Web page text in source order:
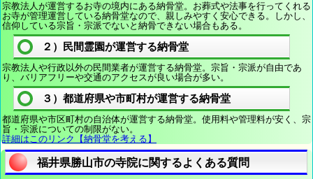
宗教法人が運営するお寺の境内にある納骨堂。お葬式や法事を行ってくれる
お寺が管理運営している納骨堂なので、親しみやすく安心できる。しかし、
信仰している宗旨・宗派でないと納骨できない場合もある。
２）民間霊園が運営する納骨堂
宗教法人や行政以外の民間業者が運営する納骨堂。宗旨・宗派が自由であ
り、バリアフリーや交通のアクセスが良い場合が多い。
３）都道府県や市町村が運営する納骨堂
都道府県や市区町村の自治体が運営する納骨堂。使用料や管理料が安く、宗
旨・宗派についての制限がない。
詳細はこのリンク【納骨堂を考える】
福井県勝山市の寺院に関するよくある質問